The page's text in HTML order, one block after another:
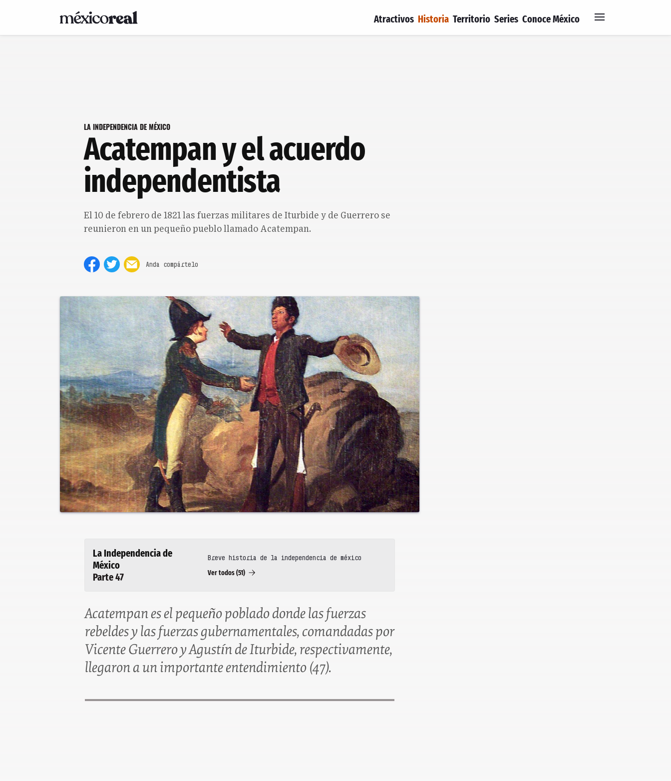
Atractivos Historia Territorio Series Conoce México
LA INDEPENDENCIA DE MÉXICO
Acatempan y el acuerdo
independentista
El 10 de febrero de 1821 las fuerzas militares de Iturbide y de Guerrero se
reunieron en un pequeño pueblo llamado Acatempan.
La Independencia de
México
Parte 47
Breve historia de la independencia de méxico
Ver todos (51)
Acatempan es el pequeño poblado donde las fuerzas
rebeldes y las fuerzas gubernamentales, comandadas por
Vicente Guerrero y Agustín de Iturbide, respectivamente,
llegaron a un importante entendimiento (47).